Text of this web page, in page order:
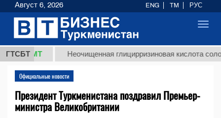
ГТСБТ
ТМТ Неочищенная глицирризиновая кислота
Официальные новости
Президент Туркменистана поздравил Премьер-
министра Великобритании
Август 6, 2026 ENG TM РУС